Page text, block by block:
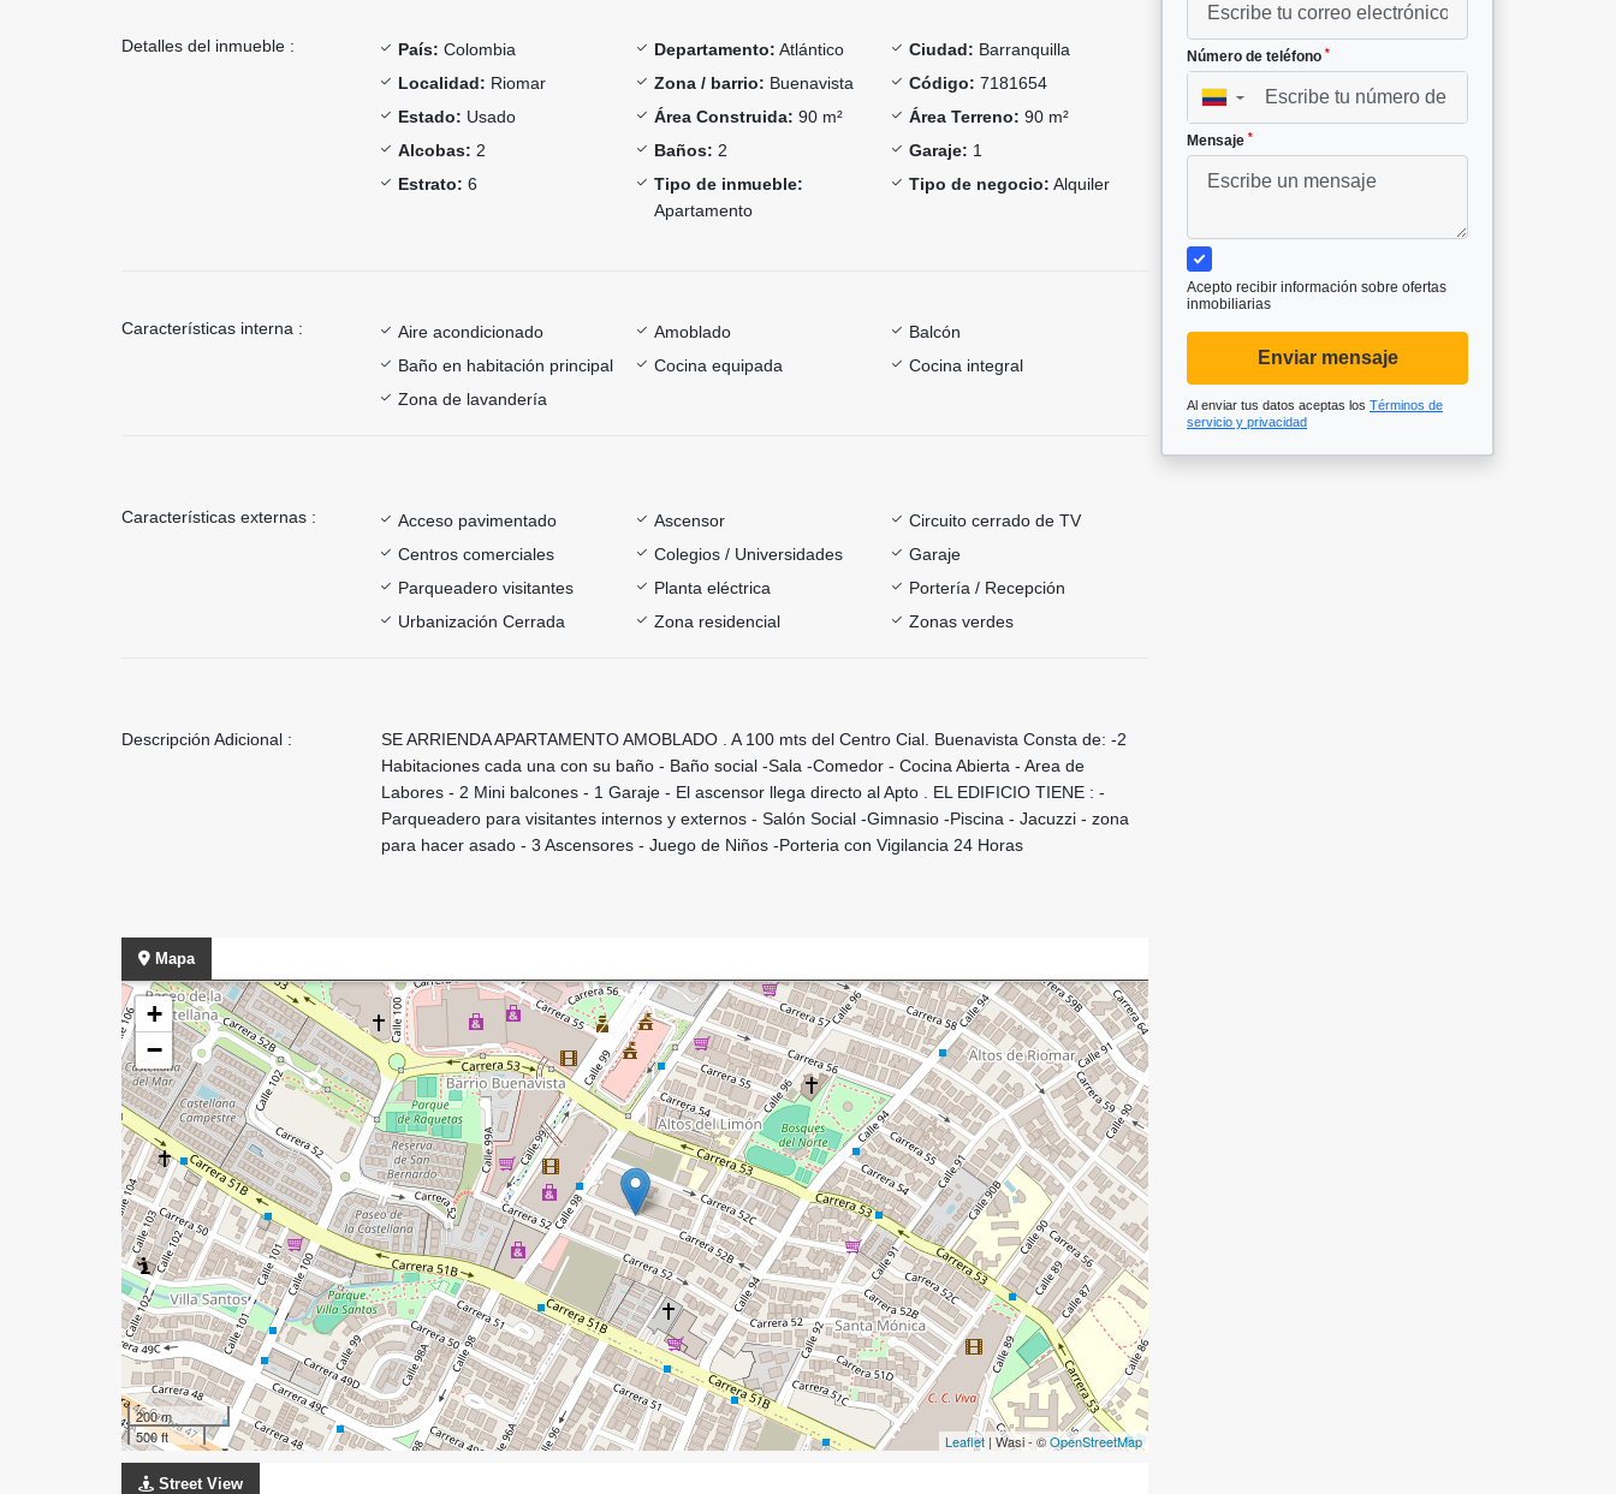
Detalles del inmueble : País: Colombia Departamento: Atlántico Ciudad: Barranquilla
Localidad: Riomar Zona / barrio: Buenavista Código: 7181654
Estado: Usado Área Construida: 90 m² Área Terreno: 90 m²
Alcobas: 2 Baños: 2 Garaje: 1
Estrato: 6
Tipo de inmueble:
Apartamento
Tipo de negocio: Alquiler
Características interna : Aire acondicionado Amoblado
Balcón
Baño en habitación principal
Cocina equipada
Cocina integral
Zona de lavandería
Características externas : Acceso pavimentado Ascensor
Circuito cerrado de TV
Centros comerciales
Colegios / Universidades
Garaje
Parqueadero visitantes
Planta eléctrica
Portería / Recepción
Urbanización Cerrada
Zona residencial Zonas verdes
Descripción Adicional :
SE ARRIENDA APARTAMENTO AMOBLADO . A 100 mts del Centro Cial. Buenavista Consta de: -2
Habitaciones cada una con su baño - Baño social -Sala -Comedor - Cocina Abierta - Area de
Labores - 2 Mini balcones - 1 Garaje - El ascensor llega directo al Apto . EL EDIFICIO TIENE : -
Parqueadero para visitantes internos y externos - Salón Social -Gimnasio -Piscina - Jacuzzi - zona
para hacer asado - 3 Ascensores - Juego de Niños -Porteria con Vigilancia 24 Horas
Mapa
+
−
200 m
500 ft
Leaflet | Wasi - ©OpenStreetMap
Street View
Número de teléfono *
▼
Mensaje *
Acepto recibir información sobre ofertas
inmobiliarias
Enviar mensaje
Al enviar tus datos aceptas los Términos de
servicio y privacidad